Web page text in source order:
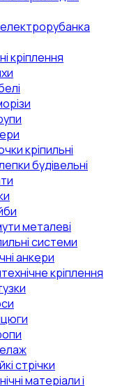
кріплення
кріпильні
будівельні
металеві
системи
анкери
кріплення
стрічки
матеріали і